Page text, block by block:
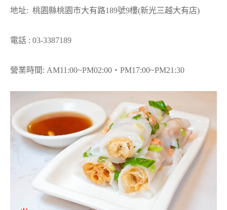
地址: 桃園縣桃園市大有路189號9樓(新光三越大有店)
電話 : 03-3387189
營業時間: AM11:00~PM02:00‧PM17:00~PM21:30